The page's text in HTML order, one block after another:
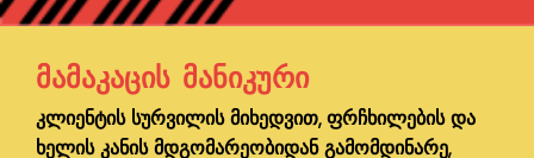
ᲛᲐᲛᲐᲙᲐᲪᲘᲡ ᲛᲐᲜᲘᲙᲣᲠᲘ
კლიენტის სურვილის მიხედვით, ფრჩხილების და
ხელის კანის მდგომარეობიდან გამომდინარე,